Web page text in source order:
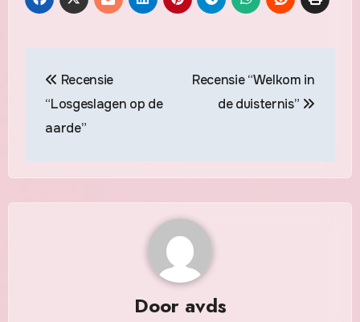
Recensie
“Losgeslagen op de
aarde”
Recensie “Welkom in
de duisternis”
Door avds